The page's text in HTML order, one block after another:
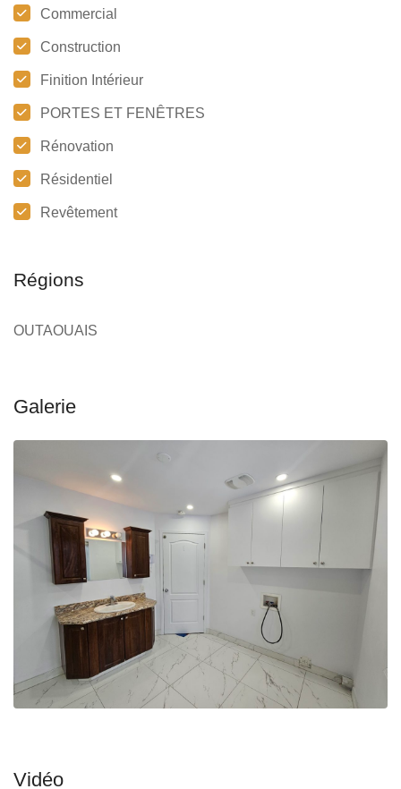
Commercial
Construction
Finition Intérieur
PORTES ET FENÊTRES
Rénovation
Résidentiel
Revêtement
Régions
OUTAOUAIS